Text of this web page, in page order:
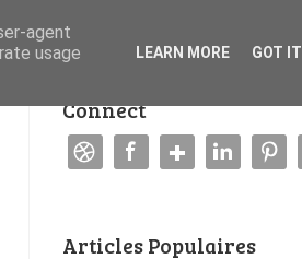
Connect
Articles Populaires
agent
usage
LEARN MORE GOT IT